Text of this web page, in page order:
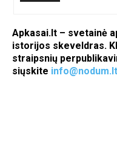
Apkasai.lt – svetainė
istorijos skeveldras.
straipsnių
siųskite info@nodum.lt